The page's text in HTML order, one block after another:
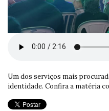
Um dos serviços mais
identidade. Confira a matéria